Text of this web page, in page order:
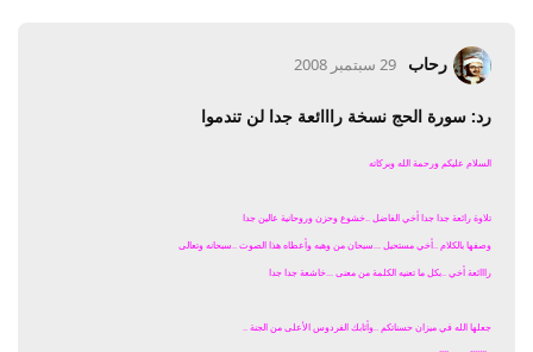
رحاب 29 سبتمبر 2008
رد: سورة الحج نسخة رااائعة جدا لن تندموا
السلام عليكم ورحمة الله وبركاته
تلاوة رائعة جدا جدا أخي الفاضل ..خشوع وحزن وروحانية عالين جدا
وصفها بالكلام ..أخي مستحيل ...سبحان من وهبه وأعطاه هذا الصوت ..سبحانه وتعالى
رااائعة أخي ..بكل ما تعنيه الكلمة من معنى ...خاشعة جدا جدا
جعلها الله في ميزان حسناتكم ..وأثابك الفردوس الأعلى من الجنة ..